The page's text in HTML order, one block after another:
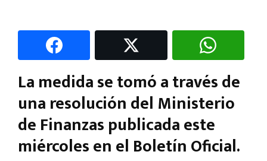
La medida se tomó a través de
una resolución del Ministerio
de Finanzas publicada este
miércoles en el Boletín Oficial.